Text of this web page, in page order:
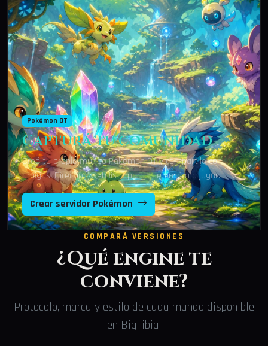
Pokémon OT
Capturá tu comunidad
Creá tu propio mundo Pokémon OT y compartilo con
amigos. Dirección web lista para que entren a jugar.
Crear servidor Pokémon
COMPARÁ VERSIONES
¿Qué engine te
conviene?
Protocolo, marca y estilo de cada mundo disponible
en BigTibia.